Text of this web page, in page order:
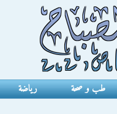
طب و صحة رياضة